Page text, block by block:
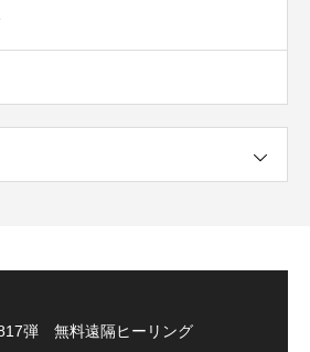
弾 無料遠隔ヒーリング